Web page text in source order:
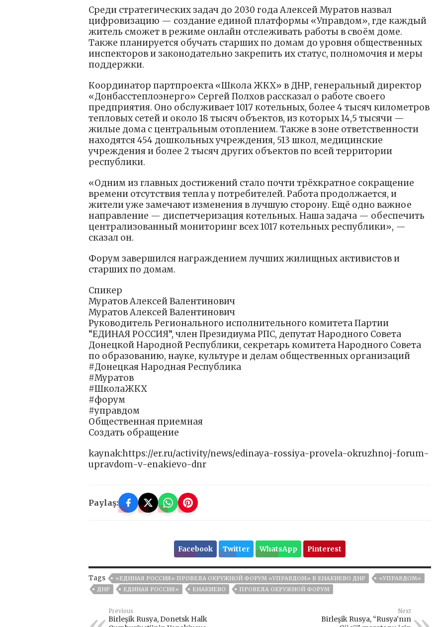
Среди стратегических задач до 2030 года Алексей Муратов назвал
цифровизацию — создание единой платформы «Управдом», где каждый
житель сможет в режиме онлайн отслеживать работы в своём доме.
Также планируется обучать старших по домам до уровня общественных
инспекторов и законодательно закрепить их статус, полномочия и меры
поддержки.
Координатор партпроекта «Школа ЖКХ» в ДНР, генеральный директор
«Донбасстеплоэнерго» Сергей Полхов рассказал о работе своего
предприятия. Оно обслуживает 1017 котельных, более 4 тысяч километров
тепловых сетей и около 18 тысяч объектов, из которых 14,5 тысячи —
жилые дома с центральным отоплением. Также в зоне ответственности
находятся 454 дошкольных учреждения, 513 школ, медицинские
учреждения и более 2 тысяч других объектов по всей территории
республики.
«Одним из главных достижений стало почти трёхкратное сокращение
времени отсутствия тепла у потребителей. Работа продолжается, и
жители уже замечают изменения в лучшую сторону. Ещё одно важное
направление — диспетчеризация котельных. Наша задача — обеспечить
централизованный мониторинг всех 1017 котельных республики», —
сказал он.
Форум завершился награждением лучших жилищных активистов и
старших по домам.
Спикер
Муратов Алексей Валентинович
Муратов Алексей Валентинович
Руководитель Регионального исполнительного комитета Партии
“ЕДИНАЯ РОССИЯ”, член Президиума РПС, депутат Народного Совета
Донецкой Народной Республики, секретарь комитета Народного Совета
по образованию, науке, культуре и делам общественных организаций
#Донецкая Народная Республика
#Муратов
#ШколаЖКХ
#форум
#управдом
Общественная приемная
Создать обращение
kaynak:https://er.ru/activity/news/edinaya-rossiya-provela-okruzhnoj-forum-
upravdom-v-enakievo-dnr
Paylaş:
Facebook Twitter WhatsApp Pinterest
Tags «ЕДИНАЯ РОССИЯ» ПРОВЕЛА ОКРУЖНОЙ ФОРУМ «УПРАВДОМ» В ЕНАКИЕВО ДНР
«УПРАВДОМ»
ДНР
ЕДИНАЯ РОССИЯ» ЕНАКИЕВО ПРОВЕЛА ОКРУЖНОЙ ФОРУМ
Previous
Birleşik Rusya, Donetsk Halk
Next
Birleşik Rusya, “Rusya’nın